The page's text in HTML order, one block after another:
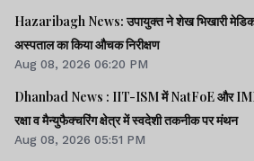
Hazaribagh News: उपायुक्त ने शेख भिखारी
अस्पताल का किया औचक निरीक्षण
Aug 08, 2026 06:20 PM
Dhanbad News : IIT-ISM में NatFoE और
रक्षा व मैन्युफैक्चरिंग क्षेत्र में स्वदेशी तकनीक पर मंथन
Aug 08, 2026 05:51 PM